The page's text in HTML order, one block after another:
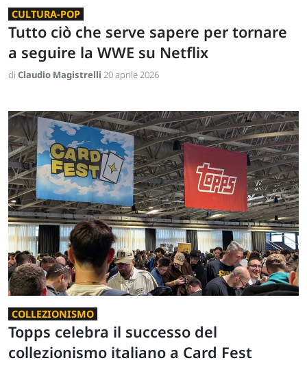
CULTURA-POP
Tutto ciò che serve sapere per tornare
a seguire la WWE su Netflix
di Claudio Magistrelli 20 aprile 2026
COLLEZIONISMO
Topps celebra il successo del
collezionismo italiano a Card Fest